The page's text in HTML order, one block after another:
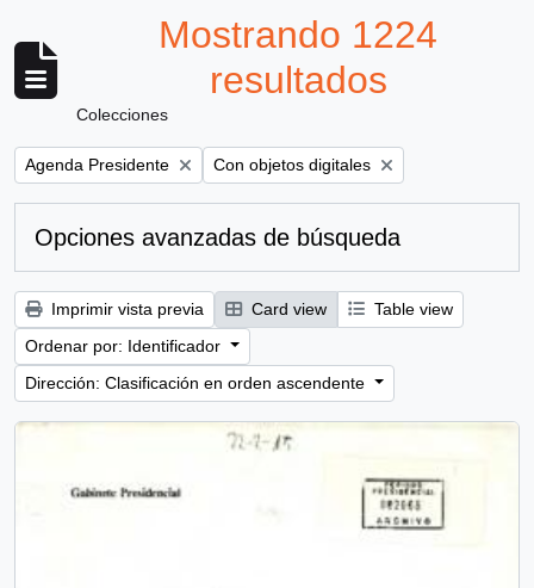
Mostrando 1224
resultados
Colecciones
Remove filter:
Agenda Presidente Remove filter:
Con objetos digitales
Opciones avanzadas de búsqueda
Imprimir vista previa Card view
Table view
Ordenar por: Identificador
Dirección: Clasificación en orden ascendente